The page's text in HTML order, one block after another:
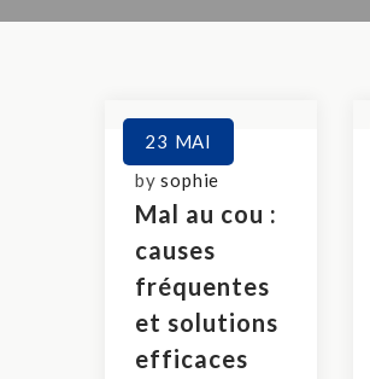
23 MAI
bysophie
Mal au cou :
causes
fréquentes
et solutions
efficaces